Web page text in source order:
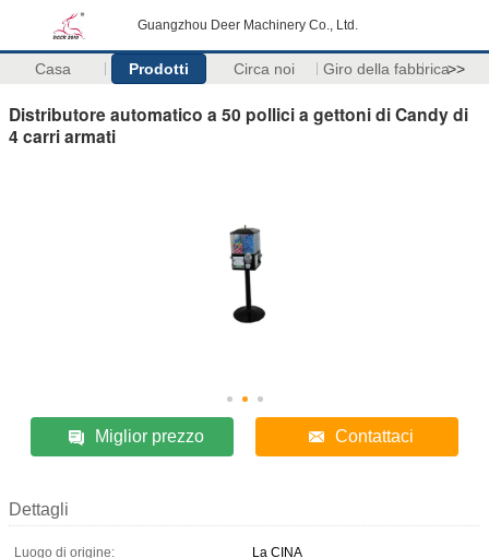
Guangzhou Deer Machinery Co., Ltd.
Casa Prodotti Circa noi Giro della fabbrica>>
Distributore automatico a 50 pollici a gettoni di Candy di
4 carri armati
Miglior prezzo Contattaci
Dettagli
Luogo di origine:
La CINA